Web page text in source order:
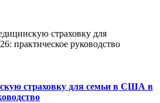
страховку для семьи в США в